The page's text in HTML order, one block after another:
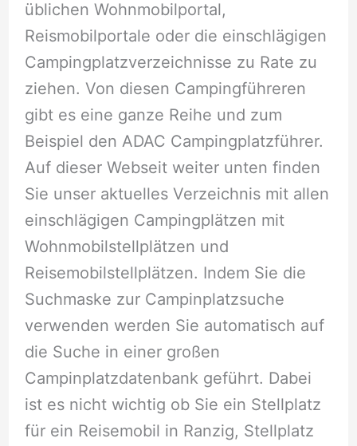
üblichen Wohnmobilportal,
Reismobilportale oder die einschlägigen
Campingplatzverzeichnisse zu Rate zu
ziehen. Von diesen Campingführeren
gibt es eine ganze Reihe und zum
Beispiel den ADAC Campingplatzführer.
Auf dieser Webseit weiter unten finden
Sie unser aktuelles Verzeichnis mit allen
einschlägigen Campingplätzen mit
Wohnmobilstellplätzen und
Reisemobilstellplätzen. Indem Sie die
Suchmaske zur Campinplatzsuche
verwenden werden Sie automatisch auf
die Suche in einer großen
Campinplatzdatenbank geführt. Dabei
ist es nicht wichtig ob Sie ein Stellplatz
für ein Reisemobil in Ranzig, Stellplatz